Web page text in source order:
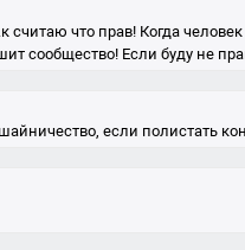
считаю что прав! Когда
сообщество! Если буду не
если полистать